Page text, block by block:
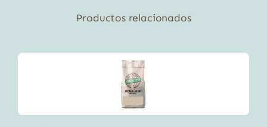
Productos relacionados